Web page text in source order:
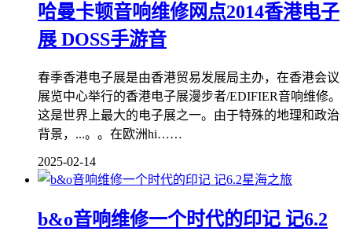
哈曼卡顿音响维修网点2014香港电子
展 DOSS手游音
春季香港电子展是由香港贸易发展局主办，在香港会议
展览中心举行的香港电子展漫步者/EDIFIER音响维修。
这是世界上最大的电子展之一。由于特殊的地理和政治
背景，...。。在欧洲hi……
2025-02-14
b&o音响维修一个时代的印记 记6.2